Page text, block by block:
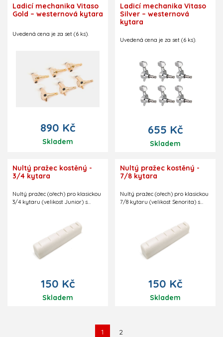
Ladicí mechanika Vitaso
Gold – westernová kytara
Uvedená cena je za set (6 ks).
890 Kč
Skladem
Ladicí mechanika Vitaso
Silver – westernová
kytara
Uvedená cena je za set (6 ks).
655 Kč
Skladem
Nultý pražec kostěný -
3/4 kytara
Nultý pražec (ořech) pro klasickou
3/4 kytaru (velikost Junior) s
150 Kč
Skladem
Nultý pražec kostěný -
7/8 kytara
Nultý pražec (ořech) pro klasickou
7/8 kytaru (velikost Senorita) s
150 Kč
Skladem
1 2